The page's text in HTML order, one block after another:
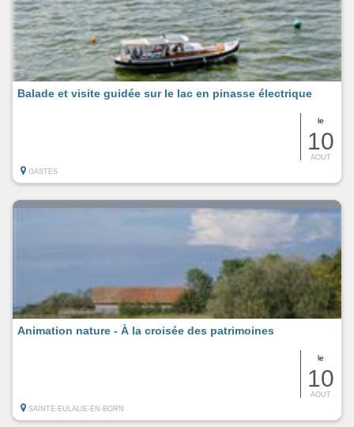
le
10
AOUT
Balade et visite guidée sur le lac en pinasse électrique
GASTES
le
10
AOUT
Animation nature - À la croisée des patrimoines
SAINTE-EULALIE-EN-BORN